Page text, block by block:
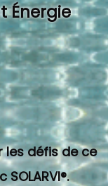
Énergie
les défis de ce